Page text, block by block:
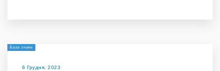
База знань
6 Грудня, 2023